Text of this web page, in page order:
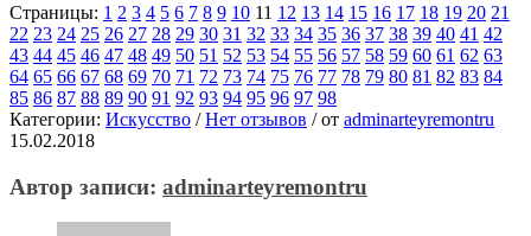
Страницы: 1 2 3 4 5 6 7 8 9 10 11 12 13 14 15 16 17 18 19 20 21
22 23 24 25 26 27 28 29 30 31 32 33 34 35 36 37 38 39 40 41 42
43 44 45 46 47 48 49 50 51 52 53 54 55 56 57 58 59 60 61 62 63
64 65 66 67 68 69 70 71 72 73 74 75 76 77 78 79 80 81 82 83 84
85 86 87 88 89 90 91 92 93 94 95 96 97 98
Категории: Искусство / Нет отзывов /от adminarteyremontru
15.02.2018
Автор записи: adminarteyremontru